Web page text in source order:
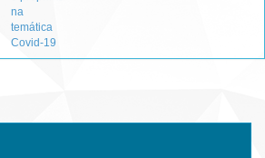
na
temática
Covid-19